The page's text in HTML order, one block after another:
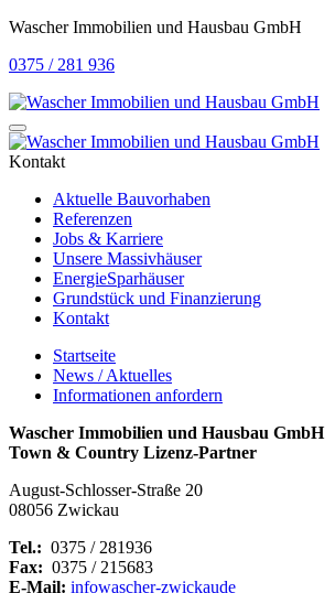
Wascher Immobilien und Hausbau GmbH
0375 / 281 936
Kontakt
Aktuelle Bauvorhaben
Referenzen
Jobs & Karriere
Unsere Massivhäuser
EnergieSparhäuser
Grundstück und Finanzierung
Kontakt
Startseite
News / Aktuelles
Informationen anfordern
Wascher Immobilien und Hausbau GmbH
Town & Country Lizenz-Partner
August-Schlosser-Straße 20
08056 Zwickau
Tel.: 0375 / 281936
Fax: 0375 / 215683
E-Mail: infowascher-zwickaude